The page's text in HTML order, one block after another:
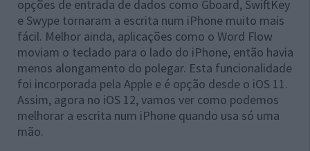
opções de entrada de dados como Gboard, SwiftKey
e Swype tornaram a escrita num iPhone muito mais
fácil. Melhor ainda, aplicações como o Word Flow
moviam o teclado para o lado do iPhone, então havia
menos alongamento do polegar. Esta funcionalidade
foi incorporada pela Apple e é opção desde o iOS 11.
Assim, agora no iOS 12, vamos ver como podemos
melhorar a escrita num iPhone quando usa só uma
mão.